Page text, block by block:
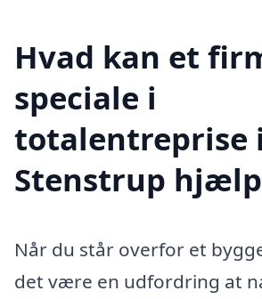
Hvad kan et
speciale i
totalentreprise i
Stenstrup
Når du står overfor et
det være en udfordring at